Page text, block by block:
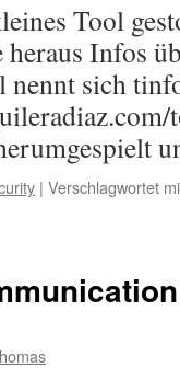
Tool
Infos
nennt sich
| Verschlagwortet